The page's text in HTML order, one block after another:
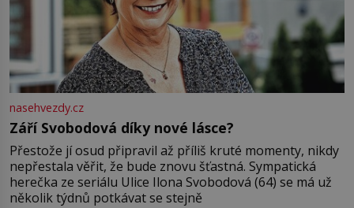
nasehvezdy.cz
Září Svobodová díky nové lásce?
Přestože jí osud připravil až příliš kruté momenty, nikdy
nepřestala věřit, že bude znovu šťastná. Sympatická
herečka ze seriálu Ulice Ilona Svobodová (64) se má už
několik týdnů potkávat se stejně